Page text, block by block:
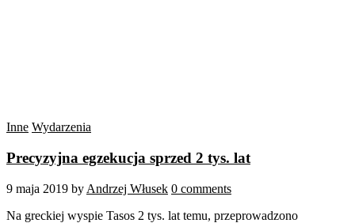
Inne Wydarzenia
Precyzyjna egzekucja sprzed 2 tys. lat
9 maja 2019 by Andrzej Włusek 0 comments
Na greckiej wyspie Tasos 2 tys. lat temu, przeprowadzono